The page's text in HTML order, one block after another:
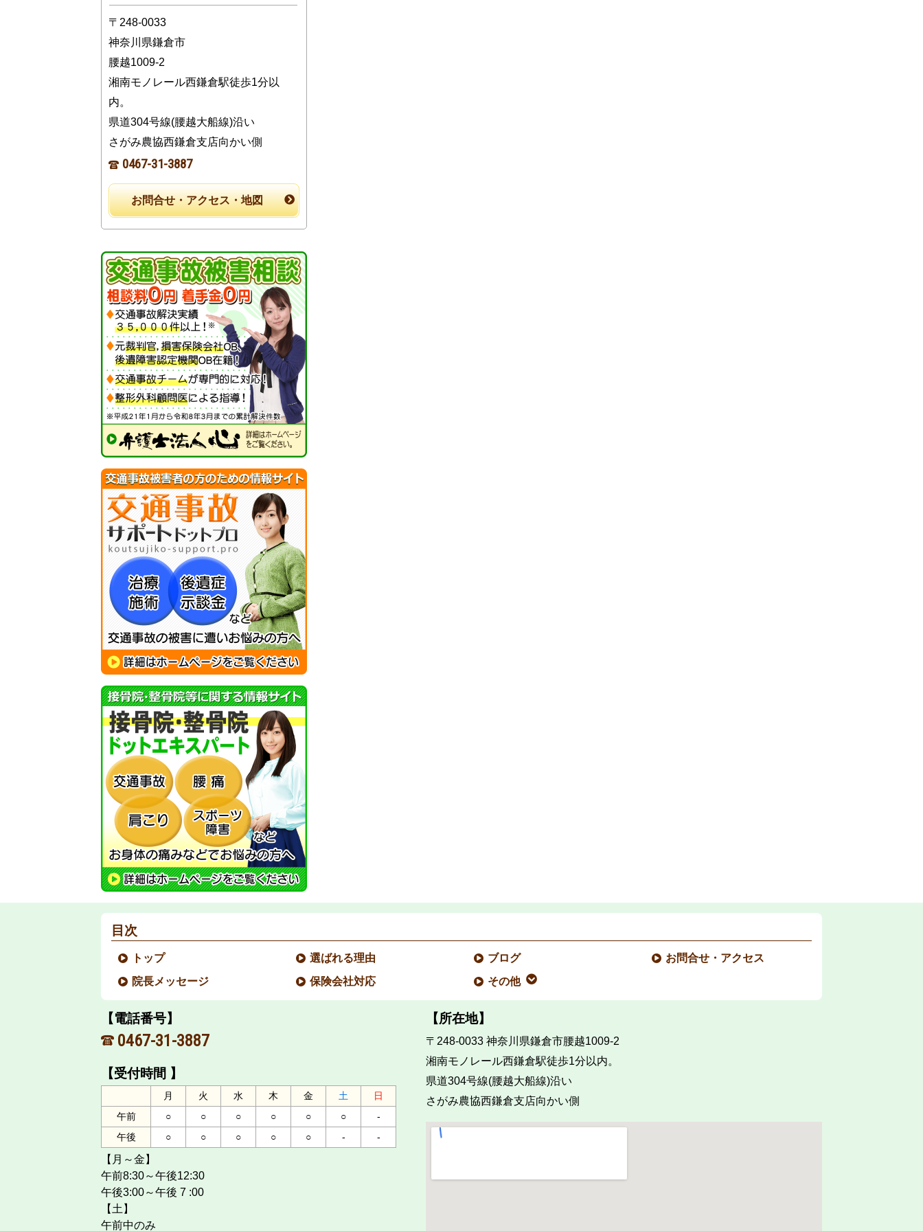
〒248-0033
神奈川県鎌倉市
腰越1009-2
湘南モノレール西鎌倉駅徒歩1分以
内。
県道304号線(腰越大船線)沿い
さがみ農協西鎌倉支店向かい側
0467-31-3887
お問合せ・アクセス・地図
目次
トップ
院長メッセージ
選ばれる理由
保険会社対応
ブログ
その他
お問合せ・アクセス
【電話番号】
0467-31-3887
【受付時間 】
月 火 水 木 金 土
日
午前
○ ○ ○ ○ ○ ○
-
午後
○ ○ ○ ○ ○ - -
【月～金】
午前8:30～午後12:30
午後3:00～午後 7 :00
【土】
午前中のみ
【所在地】
〒248-0033神奈川県鎌倉市腰越1009-2
湘南モノレール西鎌倉駅徒歩1分以内。
県道304号線(腰越大船線)沿い
さがみ農協西鎌倉支店向かい側